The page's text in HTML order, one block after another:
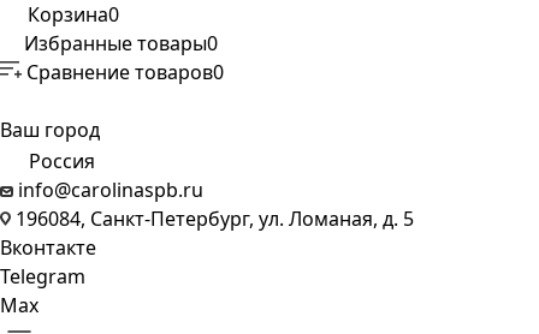
Корзина0
Избранные товары0
Сравнение товаров0
Ваш город
Россия
info@carolinaspb.ru
196084, Санкт-Петербург, ул. Ломаная, д. 5
Вконтакте
Telegram
Max